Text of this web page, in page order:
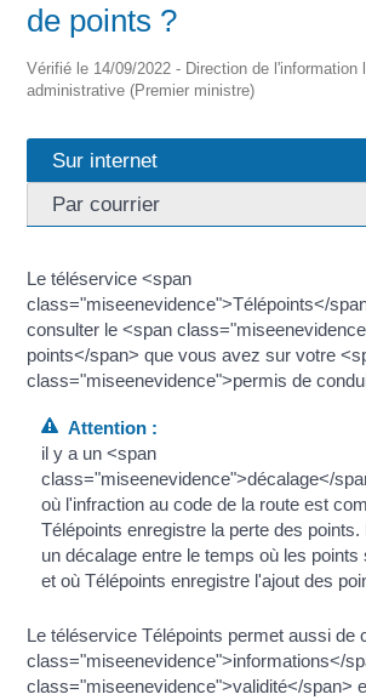
de points ?
Vérifié le 14/09/2022 - Direction de l'information
administrative (Premier ministre)
Sur internet
Par courrier
Le téléservice <span
class="miseenevidence">Télépoints</
consulter le <span
points</span> que vous avez sur votre
class="miseenevidence">permis de
Attention :
il y a un <span
class="miseenevidence">décalage</
où l'infraction au code de la route est
Télépoints enregistre la perte des
un décalage entre le temps où les points
et où Télépoints enregistre l'ajout des
Le téléservice Télépoints permet aussi de
class="miseenevidence">informations</
class="miseenevidence">validité</span>